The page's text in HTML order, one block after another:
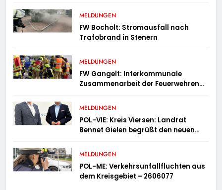
MELDUNGEN
FW Bocholt: Stromausfall nach
Trafobrand in Stenern
MELDUNGEN
FW Gangelt: Interkommunale
Zusammenarbeit der Feuerwehren
Gangelt
MELDUNGEN
POL-VIE: Kreis Viersen: Landrat
Bennet Gielen begrüßt den neuen
MELDUNGEN
POL-ME: Verkehrsunfallfluchten aus
dem Kreisgebiet – 2606077